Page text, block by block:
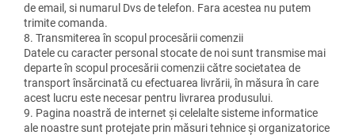
de email, si numarul Dvs de telefon. Fara acestea nu putem
trimite comanda.
8. Transmiterea în scopul procesării comenzii
Datele cu caracter personal stocate de noi sunt transmise mai
departe în scopul procesării comenzii către societatea de
transport însărcinată cu efectuarea livrării, în măsura în care
acest lucru este necesar pentru livrarea produsului.
9. Pagina noastră de internet şi celelalte sisteme informatice
ale noastre sunt protejate prin măsuri tehnice şi organizatorice